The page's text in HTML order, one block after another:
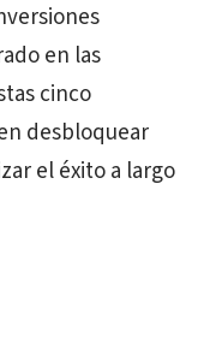
en las
cinco
desbloquear
el éxito a largo